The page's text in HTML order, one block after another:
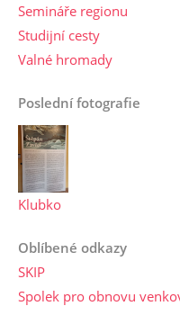
Semináře regionu
Studijní cesty
Valné hromady
Poslední fotografie
Klubko
Oblíbené odkazy
SKIP
Spolek pro obnovu